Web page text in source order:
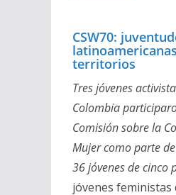
CSW70:
territorios
Tres jóvenes
Colombia
Comisión sobre la
Mujer como parte
36 jóvenes de cinco
jóvenes